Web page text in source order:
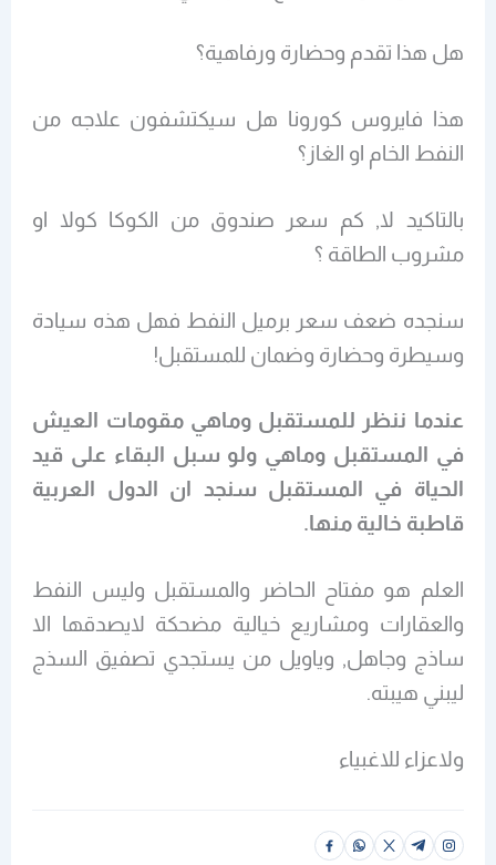
هل هذا تقدم وحضارة ورفاهية؟
هذا فايروس كورونا هل سيكتشفون علاجه من
النفط الخام او الغاز؟
بالتاكيد لا, كم سعر صندوق من الكوكا كولا او
مشروب الطاقة ؟
سنجده ضعف سعر برميل النفط فهل هذه سيادة
وسيطرة وحضارة وضمان للمستقبل!
عندما ننظر للمستقبل وماهي مقومات العيش
في المستقبل وماهي ولو سبل البقاء على قيد
الحياة في المستقبل سنجد ان الدول العربية
قاطبة خالية منها.
العلم هو مفتاح الحاضر والمستقبل وليس النفط
والعقارات ومشاريع خيالية مضحكة لايصدقها الا
ساذج وجاهل, وياويل من يستجدي تصفيق السذج
ليبني هيبته.
ولاعزاء للاغبياء